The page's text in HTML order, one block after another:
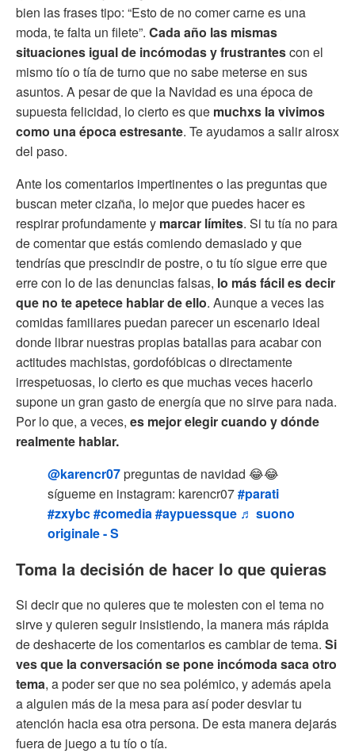
bien las frases tipo: “Esto de no comer carne es una
moda, te falta un filete”. Cada año las mismas
situaciones igual de incómodas y frustrantescon el
mismo tío o tía de turno que no sabe meterse en sus
asuntos. A pesar de que la Navidad es una época de
supuesta felicidad, lo cierto es que muchxs la vivimos
como una época estresante. Te ayudamos a salir airosx
del paso.
Ante los comentarios impertinentes o las preguntas que
buscan meter cizaña, lo mejor que puedes hacer es
respirar profundamente y marcar límites. Si tu tía no para
de comentar que estás comiendo demasiado y que
tendrías que prescindir de postre, o tu tío sigue erre que
erre con lo de las denuncias falsas, lo más fácil es decir
que no te apetece hablar de ello. Aunque a veces las
comidas familiares puedan parecer un escenario ideal
donde librar nuestras propias batallas para acabar con
actitudes machistas, gordofóbicas o directamente
irrespetuosas, lo cierto es que muchas veces hacerlo
supone un gran gasto de energía que no sirve para nada.
Por lo que, a veces, es mejor elegir cuando y dónde
realmente hablar.
@karencr07preguntas de navidad 😂😂
sígueme en instagram: karencr07#parati
#zxybc#comedia#aypuessque ♬ suono
originale - S
Toma la decisión de hacer lo que quieras
Si decir que no quieres que te molesten con el tema no
sirve y quieren seguir insistiendo, la manera más rápida
de deshacerte de los comentarios es cambiar de tema. Si
ves que la conversación se pone incómoda saca otro
tema, a poder ser que no sea polémico, y además apela
a alguien más de la mesa para así poder desviar tu
atención hacia esa otra persona. De esta manera dejarás
fuera de juego a tu tío o tía.